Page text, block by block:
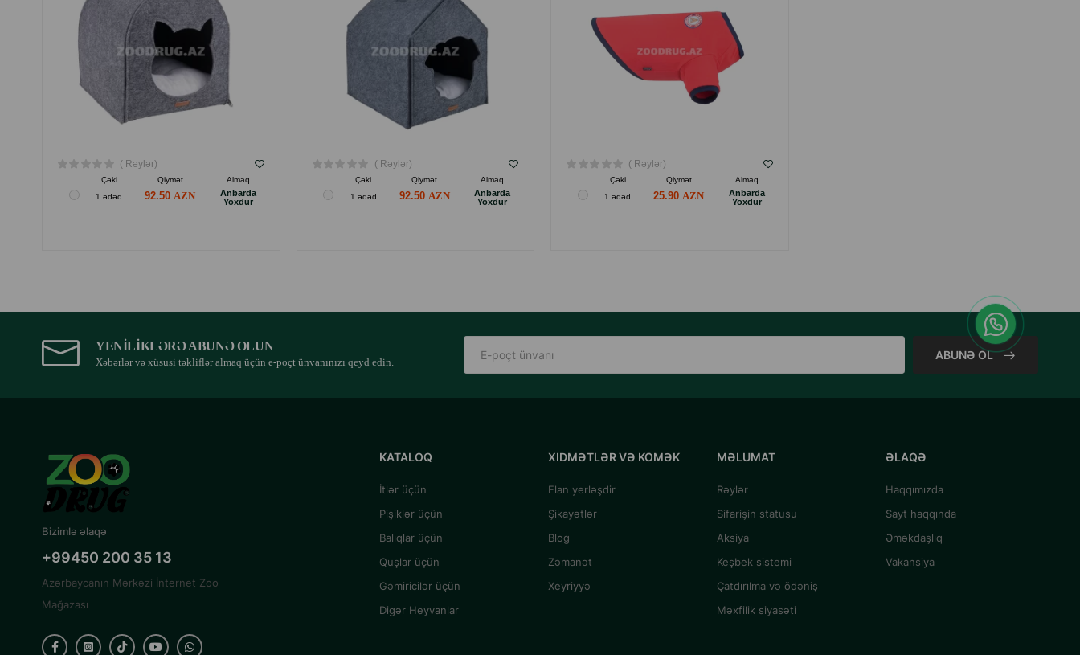
( Rəylər)
Çəki Qiymət
Almaq
1 ədəd
92.50
Anbarda
Yoxdur
( Rəylər)
Çəki Qiymət
Almaq
1 ədəd
92.50
Anbarda
Yoxdur
( Rəylər)
Çəki Qiymət
Almaq
1 ədəd
25.90
Anbarda
Yoxdur
YENILIKLƏRƏ ABUNƏ OLUN
Xəbərlər və xüsusi təkliflər almaq üçün e-poçt ünvanınızı qeyd edin.
ABUNƏ OL
Bizimlə əlaqə
+99450 200 35 13
Azərbaycanın Mərkəzi İnternet Zoo
Mağazası
KATALOQ
İtlər üçün
Pişiklər üçün
Balıqlar üçün
Quşlar üçün
Gəmiricilər üçün
Digər Heyvanlar
XIDMƏTLƏR VƏ KÖMƏK
Elan yerləşdir
Şikayətlər
Blog
Zəmanət
Xeyriyyə
MƏLUMAT
Rəylər
Sifarişin statusu
Aksiya
Keşbek sistemi
Çatdırılma və ödəniş
Məxfilik siyasəti
ƏLAQƏ
Haqqımızda
Sayt haqqında
Əməkdaşlıq
Vakansiya